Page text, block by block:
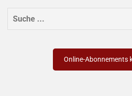
SUCHEN
Online-Abonnements